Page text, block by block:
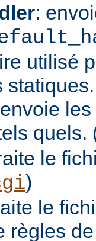
:
utilisé
quels.
le
)
le
règles